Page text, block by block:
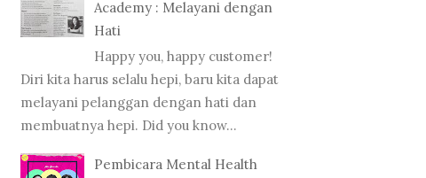
NARASUMBER BINCANG
BUKU DI SETNEG L...
TRAINER PELATIHAN
Academy : Melayani dengan
Hati
Happy you, happy customer!
Diri kita harus selalu hepi, baru kita dapat
melayani pelanggan dengan hati dan
membuatnya hepi. Did you know...
Pembicara Mental Health